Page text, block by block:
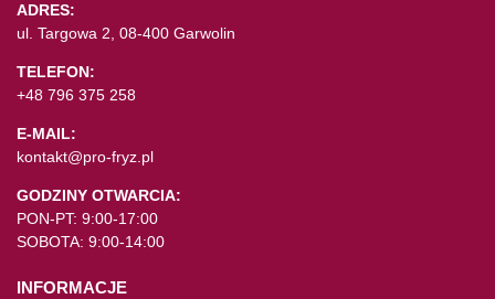
ADRES:
ul. Targowa 2, 08-400 Garwolin
TELEFON:
+48 796 375 258
E-MAIL:
kontakt@pro-fryz.pl
GODZINY OTWARCIA:
PON-PT: 9:00-17:00
SOBOTA: 9:00-14:00
INFORMACJE